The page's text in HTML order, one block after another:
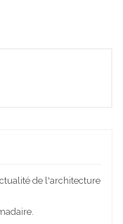
de l'architecture